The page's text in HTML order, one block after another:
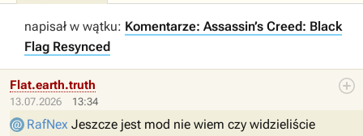
napisał w wątku: Komentarze: Assassin’s Creed: Black
Flag Resynced
13.07.2026 13:34
Flat.earth.truth
RafNex Jeszcze jest mod nie wiem czy widzieliście